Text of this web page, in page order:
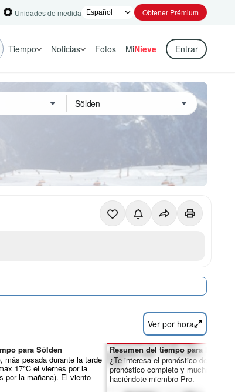
Unidades de medida Obtener Prémium
Tiempo Noticias Fotos MiNieve Entrar
Ver por hora
para Sölden
más pesada durante la tarde
17°C el viernes por la
por la mañana). El viento
Resumen del tiempo para los días
¿Te interesa el pronóstico de 16
pronóstico completo y muchas más
haciéndote miembro Pro.